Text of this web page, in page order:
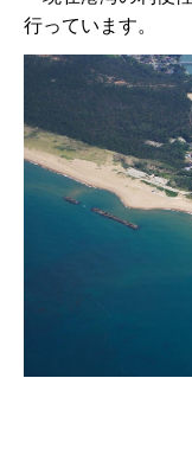
行っています。